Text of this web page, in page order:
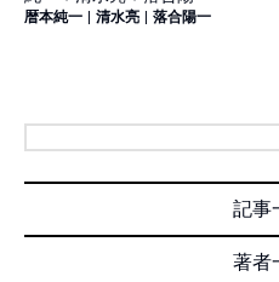
暦本純一 | 清水亮 | 落合陽一
記事
著者